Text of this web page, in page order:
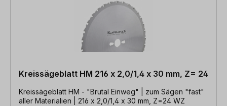
Kreissägeblatt HM 216 x 2,0/1,4 x 30 mm, Z= 24
Kreissägeblatt HM - "Brutal Einweg" | zum Sägen "fast"
aller Materialien | 216 x 2,0/1,4 x 30 mm, Z=24 WZ